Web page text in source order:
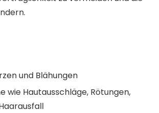
und Blähungen
wie Hautausschläge, Rötungen,